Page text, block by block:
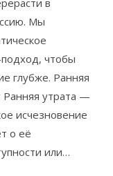
Мы
чтобы
глубже. Ранняя
Ранняя утрата —
исчезновение
о её
или…